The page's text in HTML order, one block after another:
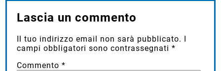
Lascia un commento
Il tuo indirizzo email non sarà pubblicato. I
campi obbligatori sono contrassegnati*
Commento*